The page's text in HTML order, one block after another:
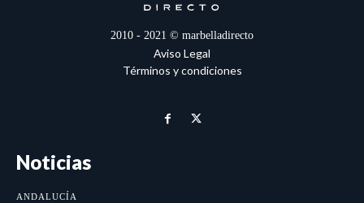
2010 - 2021 © marbelladirecto
Aviso Legal
Términos y condiciones
Noticias
ANDALUCÍA